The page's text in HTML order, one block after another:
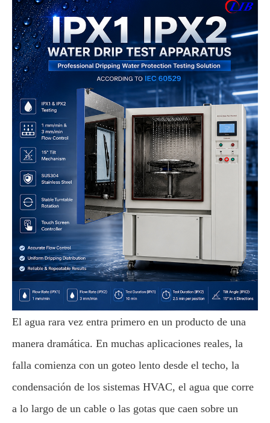
El agua rara vez entra primero en un producto de una
manera dramática. En muchas aplicaciones reales, la
falla comienza con un goteo lento desde el techo, la
condensación de los sistemas HVAC, el agua que corre
a lo largo de un cable o las gotas que caen sobre un